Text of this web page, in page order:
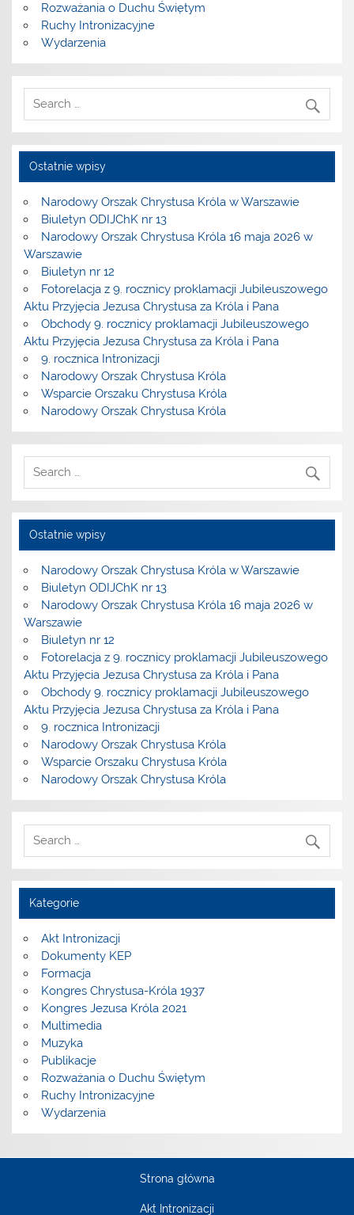
Rozważania o Duchu Świętym
Ruchy Intronizacyjne
Wydarzenia
Ostatnie wpisy
Narodowy Orszak Chrystusa Króla w Warszawie
Biuletyn ODIJChK nr 13
Narodowy Orszak Chrystusa Króla 16 maja 2026 w
Warszawie
Biuletyn nr 12
Fotorelacja z 9. rocznicy proklamacji Jubileuszowego
Aktu Przyjęcia Jezusa Chrystusa za Króla i Pana
Obchody 9. rocznicy proklamacji Jubileuszowego
Aktu Przyjęcia Jezusa Chrystusa za Króla i Pana
9. rocznica Intronizacji
Narodowy Orszak Chrystusa Króla
Wsparcie Orszaku Chrystusa Króla
Narodowy Orszak Chrystusa Króla
Ostatnie wpisy
Narodowy Orszak Chrystusa Króla w Warszawie
Biuletyn ODIJChK nr 13
Narodowy Orszak Chrystusa Króla 16 maja 2026 w
Warszawie
Biuletyn nr 12
Fotorelacja z 9. rocznicy proklamacji Jubileuszowego
Aktu Przyjęcia Jezusa Chrystusa za Króla i Pana
Obchody 9. rocznicy proklamacji Jubileuszowego
Aktu Przyjęcia Jezusa Chrystusa za Króla i Pana
9. rocznica Intronizacji
Narodowy Orszak Chrystusa Króla
Wsparcie Orszaku Chrystusa Króla
Narodowy Orszak Chrystusa Króla
Kategorie
Akt Intronizacji
Dokumenty KEP
Formacja
Kongres Chrystusa-Króla 1937
Kongres Jezusa Króla 2021
Multimedia
Muzyka
Publikacje
Rozważania o Duchu Świętym
Ruchy Intronizacyjne
Wydarzenia
Strona główna
Akt Intronizacji